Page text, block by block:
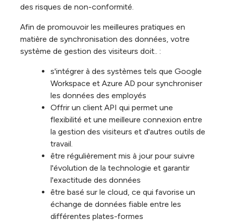
des risques de non-conformité.
Afin de promouvoir les meilleures pratiques en
matière de synchronisation des données, votre
système de gestion des visiteurs doit.. :
s'intégrer à des systèmes tels que Google
Workspace et Azure AD pour synchroniser
les données des employés
Offrir un client API qui permet une
flexibilité et une meilleure connexion entre
la gestion des visiteurs et d'autres outils de
travail.
être régulièrement mis à jour pour suivre
l'évolution de la technologie et garantir
l'exactitude des données
être basé sur le cloud, ce qui favorise un
échange de données fiable entre les
différentes plates-formes